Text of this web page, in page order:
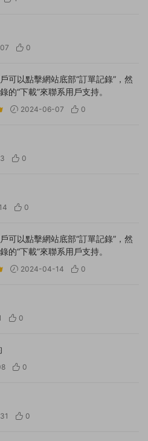
0
可以點擊網站底部“訂單記錄”，然
的“下載”來聯系用戶支持。
2024-06-07 0
0
0
可以點擊網站底部“訂單記錄”，然
的“下載”來聯系用戶支持。
2024-04-14 0
0
0
0